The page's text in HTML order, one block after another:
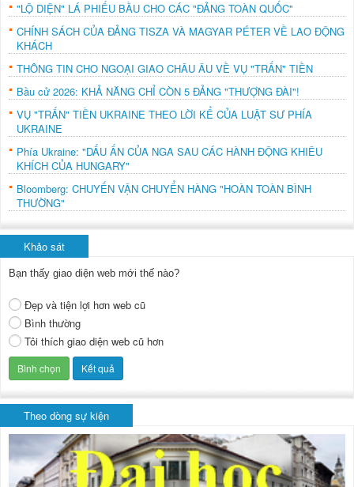
"LỘ DIỆN" LÁ PHIẾU BẦU CHO CÁC "ĐẢNG TOÀN QUỐC"
CHÍNH SÁCH CỦA ĐẢNG TISZA VÀ MAGYAR PÉTER VỀ LAO ĐỘNG
KHÁCH
THÔNG TIN CHO NGOẠI GIAO CHÂU ÂU VỀ VỤ "TRẤN" TIỀN
Bầu cử 2026: KHẢ NĂNG CHỈ CÒN 5 ĐẢNG "THƯỢNG ĐÀI"!
VỤ "TRẤN" TIỀN UKRAINE THEO LỜI KỂ CỦA LUẬT SƯ PHÍA
UKRAINE
Phía Ukraine: "DẤU ẤN CỦA NGA SAU CÁC HÀNH ĐỘNG KHIÊU
KHÍCH CỦA HUNGARY"
Bloomberg: CHUYẾN VẬN CHUYỂN HÀNG "HOÀN TOÀN BÌNH
THƯỜNG"
Khảo sát
Bạn thấy giao diện web mới thế nào?
Đẹp và tiện lợi hơn web cũ
Bình thường
Tôi thích giao diện web cũ hơn
Theo dòng sự kiện